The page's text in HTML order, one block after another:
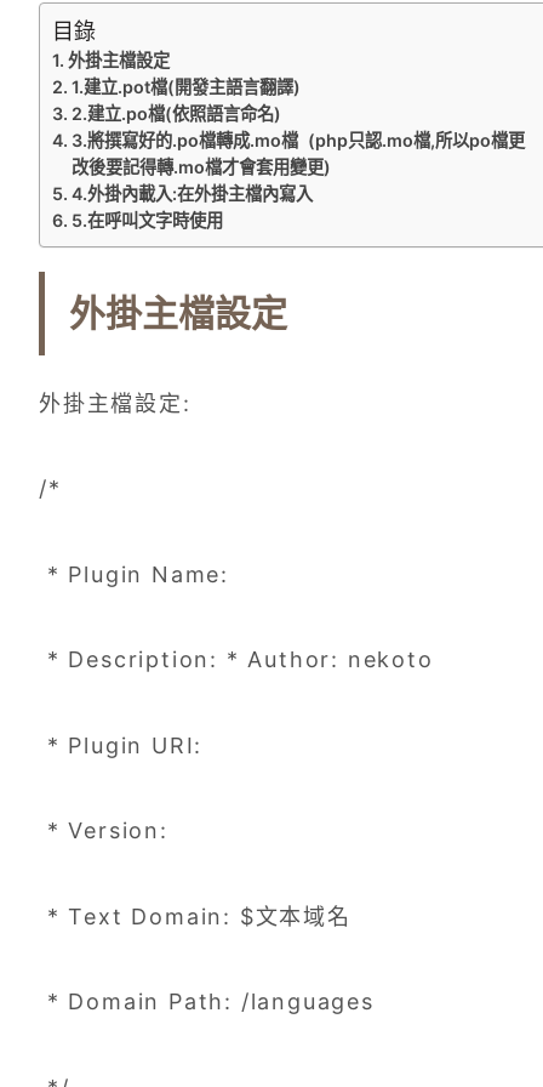
目錄
外掛主檔設定
1.建立.pot檔(開發主語言翻譯)
2.建立.po檔(依照語言命名)
3.將撰寫好的.po檔轉成.mo檔 (php只認.mo檔,所以po檔更
改後要記得轉.mo檔才會套用變更)
4.外掛內載入:在外掛主檔內寫入
5.在呼叫文字時使用
外掛主檔設定
外掛主檔設定:
/*
* Plugin Name:
* Description: * Author: nekoto
* Plugin URI:
* Version:
* Text Domain: $文本域名
* Domain Path: /languages